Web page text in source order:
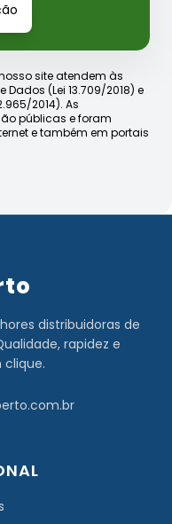
site atendem às
(Lei 13.709/2018) e
2014). As
públicas e foram
e também em portais
distribuidoras de
rapidez e